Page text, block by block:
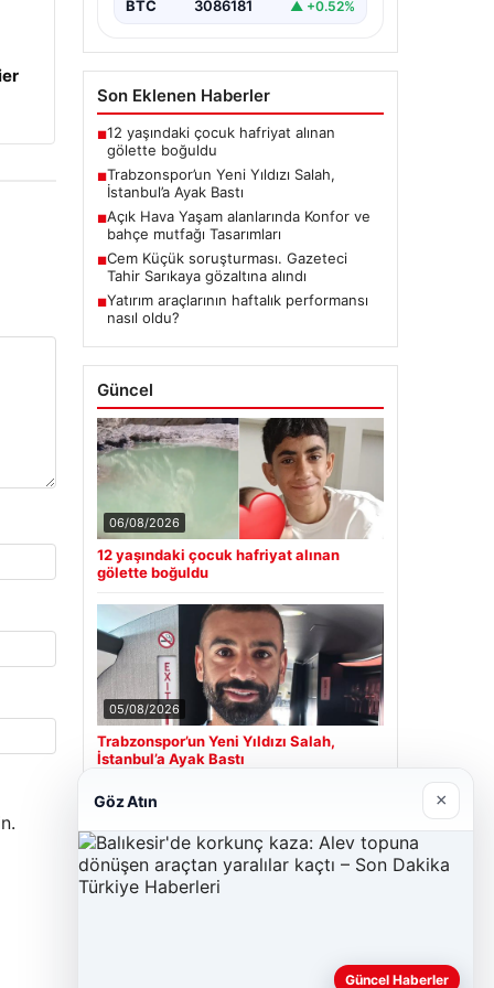
BTC 3086181 ▲ +0.52%
Son Eklenen Haberler
■12 yaşındaki çocuk hafriyat alınan
gölette boğuldu
■Trabzonspor’un Yeni Yıldızı Salah,
İstanbul’a Ayak Bastı
■Açık Hava Yaşam alanlarında Konfor ve
bahçe mutfağı Tasarımları
■Cem Küçük soruşturması. Gazeteci
Tahir Sarıkaya gözaltına alındı
■Yatırım araçlarının haftalık performansı
nasıl oldu?
Güncel
06/08/2026
12 yaşındaki çocuk hafriyat alınan
gölette boğuldu
05/08/2026
Trabzonspor’un Yeni Yıldızı Salah,
İstanbul’a Ayak Bastı
Son Eklenen Firmalar
Göz Atın ×
Güncel Haberler